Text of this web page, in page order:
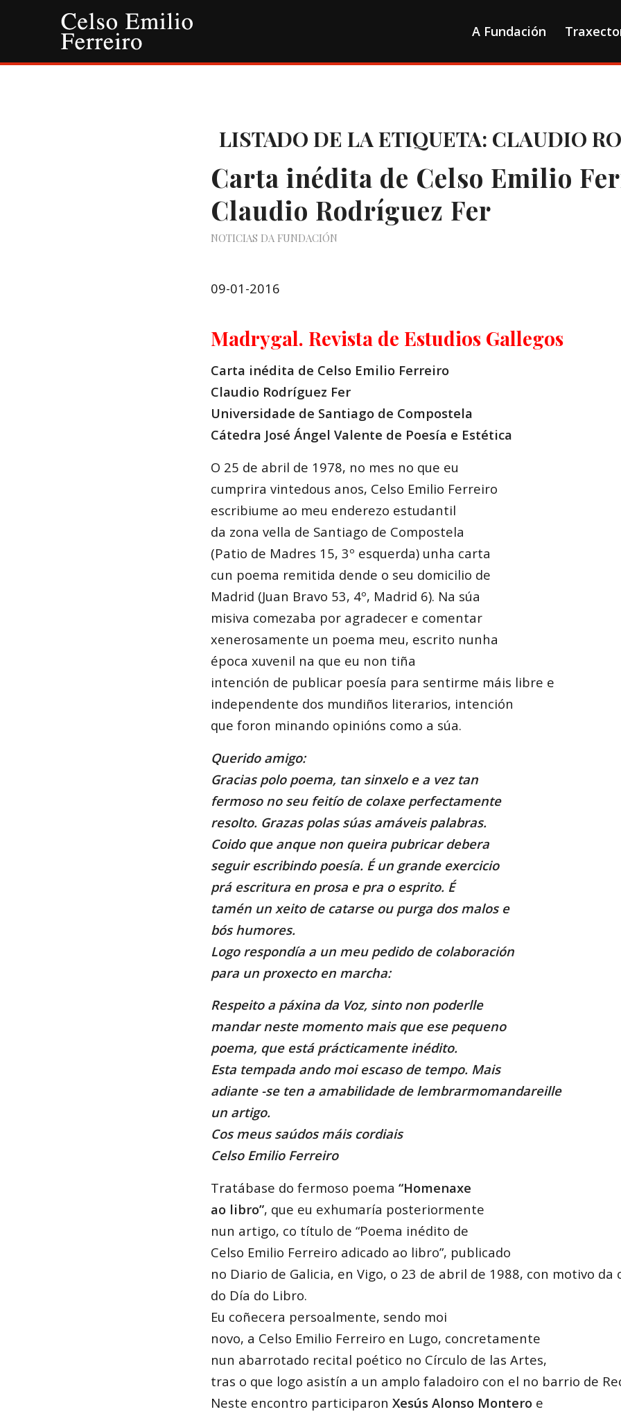
A Fundación
LISTADO DE LA ETIQUETA: CLAUDIO
Carta inédita de Celso Emilio
Claudio Rodríguez Fer
NOTICIAS DA FUNDACIÓN
09-01-2016
Madrygal. Revista de Estudios Gallegos
Carta inédita de Celso Emilio Ferreiro
Claudio Rodríguez Fer
Universidade de Santiago de Compostela
Cátedra José Ángel Valente de Poesía e Estética
O 25 de abril de 1978, no mes no que eu
cumprira vintedous anos, Celso Emilio Ferreiro
escribiume ao meu enderezo estudantil
da zona vella de Santiago de Compostela
(Patio de Madres 15, 3º esquerda) unha carta
cun poema remitida dende o seu domicilio de
Madrid (Juan Bravo 53, 4º, Madrid 6). Na súa
misiva comezaba por agradecer e comentar
xenerosamente un poema meu, escrito nunha
época xuvenil na que eu non tiña
intención de publicar poesía para sentirme máis libre e
independente dos mundiños literarios, intención
que foron minando opinións como a súa.
Querido amigo:
Gracias polo poema, tan sinxelo e a vez tan
fermoso no seu feitío de colaxe perfectamente
resolto. Grazas polas súas amáveis palabras.
Coido que anque non queira pubricar debera
seguir escribindo poesía. É un grande exercicio
prá escritura en prosa e pra o esprito. É
tamén un xeito de catarse ou purga dos malos e
bós humores.
Logo respondía a un meu pedido de colaboración
para un proxecto en marcha:
Respeito a páxina da Voz, sinto non poderlle
mandar neste momento mais que ese pequeno
poema, que está prácticamente inédito.
Esta tempada ando moi escaso de tempo. Mais
adiante -se ten a amabilidade de lembrarmomandareille
un artigo.
Cos meus saúdos máis cordiais
Celso Emilio Ferreiro
Tratábase do fermoso poema “Homenaxe
ao libro”, que eu exhumaría posteriormente
nun artigo, co título de “Poema inédito de
Celso Emilio Ferreiro adicado ao libro”, publicado
no Diario de Galicia, en Vigo, o 23 de abril de 1988, con motivo da
do Día do Libro.
Eu coñecera persoalmente, sendo moi
novo, a Celso Emilio Ferreiro en Lugo, concretamente
nun abarrotado recital poético no Círculo de las Artes,
tras o que logo asistín a un amplo faladoiro con el no barrio de
Neste encontro participaron Xesús Alonso Monteroe